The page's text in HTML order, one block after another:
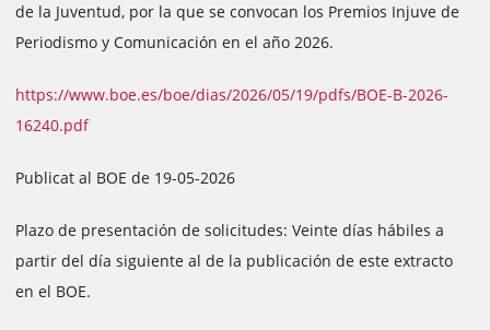
de la Juventud, por la que se convocan los Premios Injuve de
Periodismo y Comunicación en el año 2026.
https://www.boe.es/boe/dias/2026/05/19/pdfs/BOE-B-2026-
16240.pdf
Publicat al BOE de 19-05-2026
Plazo de presentación de solicitudes: Veinte días hábiles a
partir del día siguiente al de la publicación de este extracto
en el BOE.